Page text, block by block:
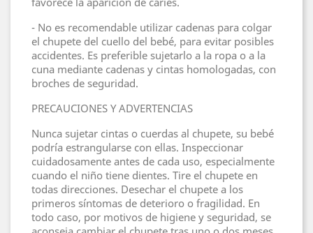
- No es recomendable utilizar cadenas para colgar
el chupete del cuello del bebé, para evitar posibles
accidentes. Es preferible sujetarlo a la ropa o a la
cuna mediante cadenas y cintas homologadas, con
broches de seguridad.
PRECAUCIONES Y ADVERTENCIAS
Nunca sujetar cintas o cuerdas al chupete, su bebé
podría estrangularse con ellas. Inspeccionar
cuidadosamente antes de cada uso, especialmente
cuando el niño tiene dientes. Tire el chupete en
todas direcciones. Desechar el chupete a los
primeros síntomas de deterioro o fragilidad. En
todo caso, por motivos de higiene y seguridad, se